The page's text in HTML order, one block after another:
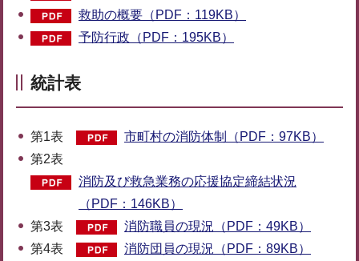
救助の概要（PDF：119KB）
予防行政（PDF：195KB）
統計表
第1表
市町村の消防体制（PDF：97KB）
第2表
消防及び救急業務の応援協定締結状況
（PDF：146KB）
第3表
消防職員の現況（PDF：49KB）
第4表
消防団員の現況（PDF：89KB）